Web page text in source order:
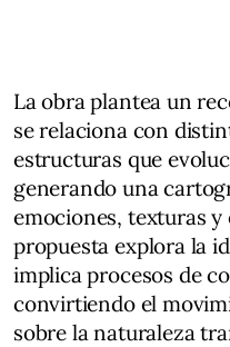
La obra plantea un
se relaciona con
estructuras que
generando una
emociones, texturas y
propuesta explora la
implica procesos de
convirtiendo el
sobre la naturaleza